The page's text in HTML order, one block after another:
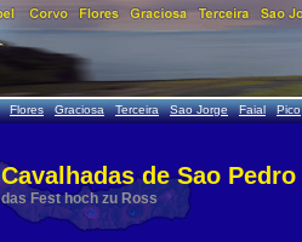
Flores Graciosa Terceira Sao Jorge Faial Pico
Cavalhadas de Sao Pedro
das Fest hoch zu Ross